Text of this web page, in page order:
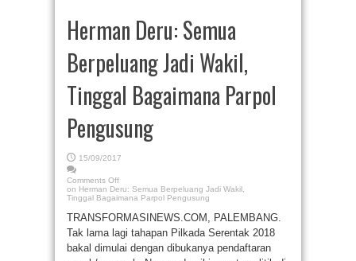
Herman Deru: Semua
Berpeluang Jadi Wakil,
Tinggal Bagaimana Parpol
Pengusung
15/09/2017
Comments Off
on Herman Deru: Semua Berpeluang Jadi Wakil,
Tinggal Bagaimana Parpol Pengusung
TRANSFORMASINEWS.COM, PALEMBANG.
Tak lama lagi tahapan Pilkada Serentak 2018
bakal dimulai dengan dibukanya pendaftaran